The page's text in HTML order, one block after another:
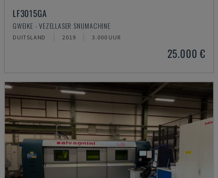
LF3015GA
GWEIKE - VEZELLASER SNIJMACHINE
DUITSLAND 2019 3.000 UUR
25.000 €